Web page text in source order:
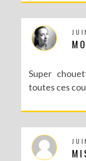
Super
toutes ces